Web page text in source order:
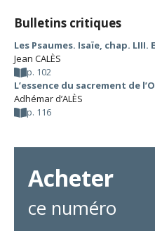
Bulletins critiques
Les Psaumes. Isaïe, chap. LIII.
Jean CALÈS
p. 102
L’essence du sacrement de
Adhémar d’ALÈS
p. 116
Acheter
ce numéro